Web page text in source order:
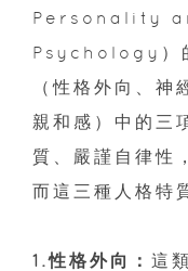
Personality
Psychology）
（性格外向、神
親和感）中的三
質、嚴謹自律性
而這三種人格特
1.性格外向： 這